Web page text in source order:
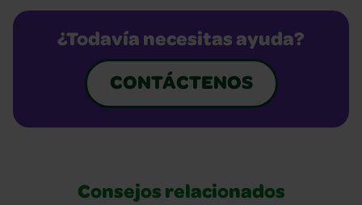
¿Todavía necesitas ayuda?
CONTÁCTENOS
Consejos relacionados